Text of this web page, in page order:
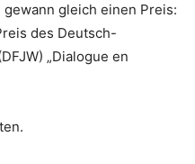
gleich einen Preis:
des Deutsch-
„Dialogue en